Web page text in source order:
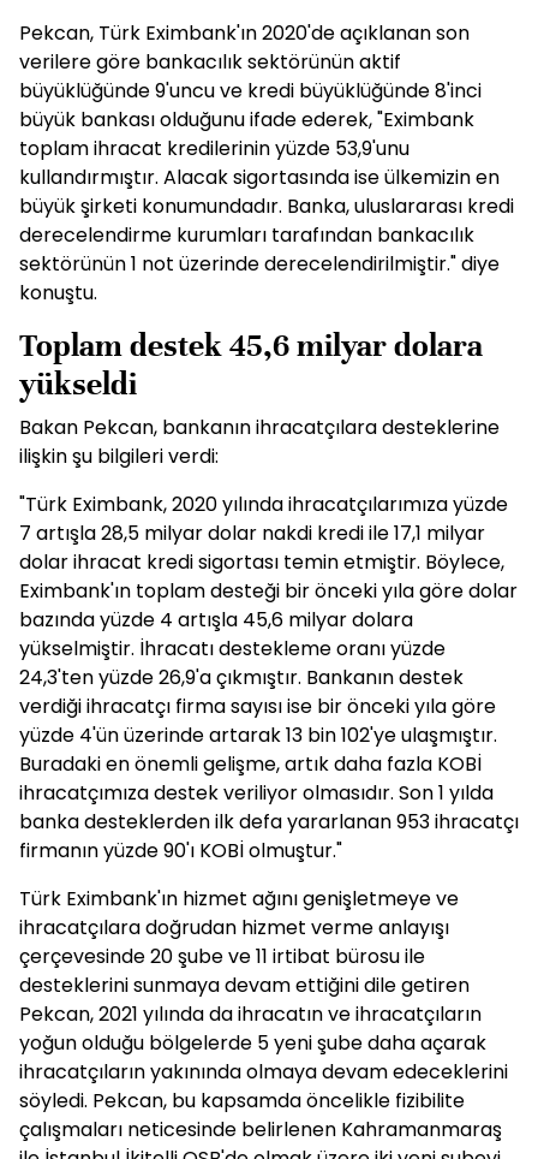
Pekcan, Türk Eximbank'ın 2020'de açıklanan son
verilere göre bankacılık sektörünün aktif
büyüklüğünde 9'uncu ve kredi büyüklüğünde 8'inci
büyük bankası olduğunu ifade ederek, "Eximbank
toplam ihracat kredilerinin yüzde 53,9'unu
kullandırmıştır. Alacak sigortasında ise ülkemizin en
büyük şirketi konumundadır. Banka, uluslararası kredi
derecelendirme kurumları tarafından bankacılık
sektörünün 1 not üzerinde derecelendirilmiştir." diye
konuştu.
Toplam destek 45,6 milyar dolara
yükseldi
Bakan Pekcan, bankanın ihracatçılara desteklerine
ilişkin şu bilgileri verdi:
"Türk Eximbank, 2020 yılında ihracatçılarımıza yüzde
7 artışla 28,5 milyar dolar nakdi kredi ile 17,1 milyar
dolar ihracat kredi sigortası temin etmiştir. Böylece,
Eximbank'ın toplam desteği bir önceki yıla göre dolar
bazında yüzde 4 artışla 45,6 milyar dolara
yükselmiştir. İhracatı destekleme oranı yüzde
24,3'ten yüzde 26,9'a çıkmıştır. Bankanın destek
verdiği ihracatçı firma sayısı ise bir önceki yıla göre
yüzde 4'ün üzerinde artarak 13 bin 102'ye ulaşmıştır.
Buradaki en önemli gelişme, artık daha fazla KOBİ
ihracatçımıza destek veriliyor olmasıdır. Son 1 yılda
banka desteklerden ilk defa yararlanan 953 ihracatçı
firmanın yüzde 90'ı KOBİ olmuştur."
Türk Eximbank'ın hizmet ağını genişletmeye ve
ihracatçılara doğrudan hizmet verme anlayışı
çerçevesinde 20 şube ve 11 irtibat bürosu ile
desteklerini sunmaya devam ettiğini dile getiren
Pekcan, 2021 yılında da ihracatın ve ihracatçıların
yoğun olduğu bölgelerde 5 yeni şube daha açarak
ihracatçıların yakınında olmaya devam edeceklerini
söyledi. Pekcan, bu kapsamda öncelikle fizibilite
çalışmaları neticesinde belirlenen Kahramanmaraş